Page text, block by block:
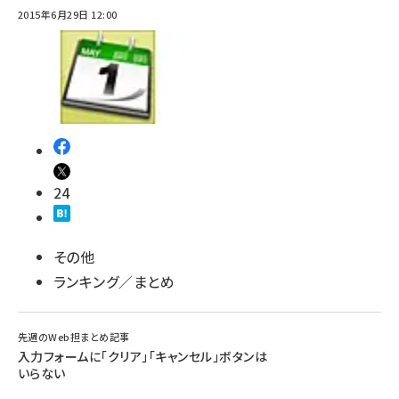
2015年6月29日 12:00
24
その他
ランキング／まとめ
先週のWeb担まとめ記事
入力フォームに「クリア」「キャンセル」ボタンは
いらない